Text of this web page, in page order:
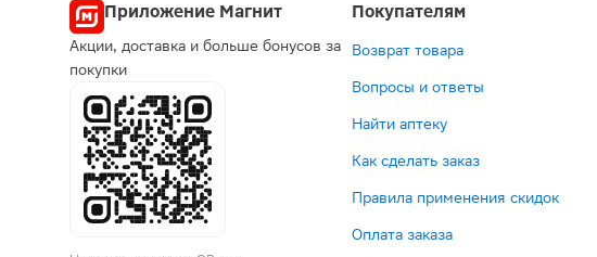
Приложение Магнит
Акции, доставка и больше бонусов за
покупки
Покупателям
Возврат товара
Вопросы и ответы
Найти аптеку
Как сделать заказ
Правила применения скидок
Оплата заказа